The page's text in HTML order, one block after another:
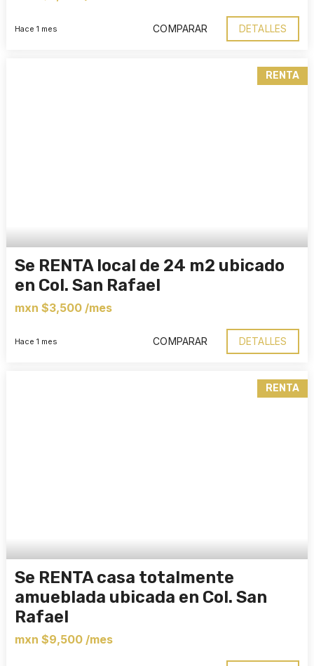
Hace 1 mes COMPARAR DETALLES
RENTA
Se RENTA local de 24 m2 ubicado
en Col. San Rafael
mxn $3,500 /mes
Hace 1 mes COMPARAR DETALLES
RENTA
Se RENTA casa totalmente
amueblada ubicada en Col. San
Rafael
mxn $9,500 /mes